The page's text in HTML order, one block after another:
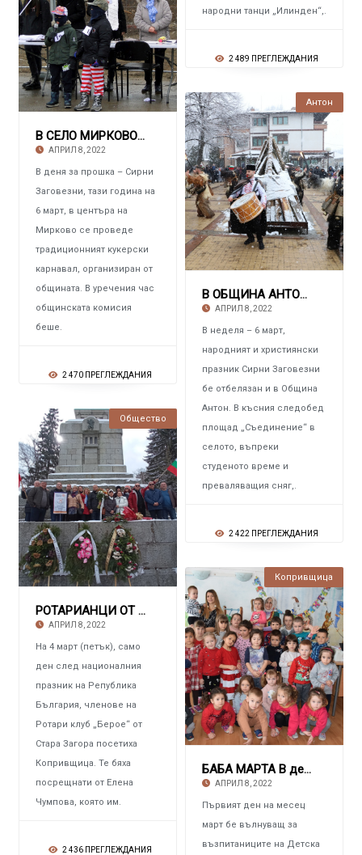
народни танци „Илинден“,.
2 489 ПРЕГЛЕЖДАНИЯ
В СЕЛО МИРКОВО На карнавал казаха „Чао!“ на
АПРИЛ 8, 2022
В деня за прошка – Сирни
Заговезни, тази година на
6 март, в центъра на
Мирково се проведе
традиционният кукерски
карнавал, организиран от
общината. В уречения час
общинската комисия
беше.
2 470 ПРЕГЛЕЖДАНИЯ
Антон
В ОБЩИНА АНТОН Голям огън и кукери на Сирни
АПРИЛ 8, 2022
В неделя – 6 март,
народният и християнски
празник Сирни Заговезни
бе отбелязан и в Община
Антон. В късния следобед
площад „Съединение“ в
селото, въпреки
студеното време и
преваляващия сняг,.
2 422 ПРЕГЛЕЖДАНИЯ
Общество
РОТАРИАНЦИ ОТ СТАРА ЗАГОРА Посетиха Копривщ
АПРИЛ 8, 2022
На 4 март (петък), само
ден след националния
празник на Република
България, членове на
Ротари клуб „Берое“ от
Стара Загора посетиха
Копривщица. Те бяха
посрещнати от Елена
Чумпова, която им.
2 436 ПРЕГЛЕЖДАНИЯ
Копривщица
БАБА МАРТА В детската градина и в училището
АПРИЛ 8, 2022
Първият ден на месец
март бе вълнуващ за
възпитаниците на Детска